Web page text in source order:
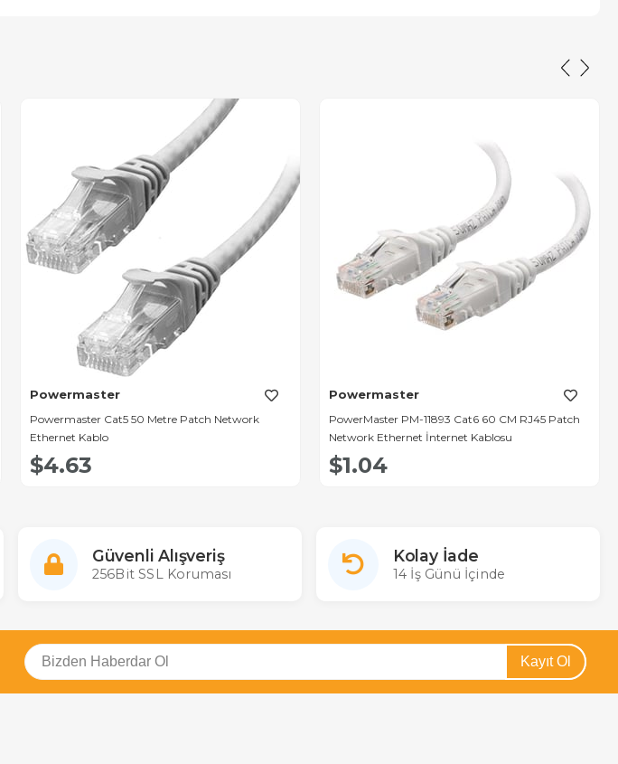
Powermaster
Powermaster Cat5 50 Metre Patch Network
Ethernet Kablo
$4.63
Powermaster
PowerMaster PM-11893 Cat6 60 CM RJ45 Patch
Network Ethernet İnternet Kablosu
$1.04
Güvenli Alışveriş
256Bit SSL Koruması
Kolay İade
14 İş Günü İçinde
Kayıt Ol